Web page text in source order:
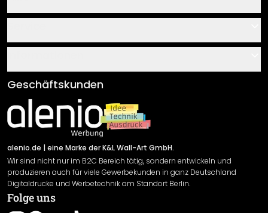
Über uns
Klebe- und Montageanleitungen
Newsletter An-/Abmeldung
Sendungsverfolgung
AGB
Impressum
Versand & Zahlung
Rücksendung
Widerrufsrecht
Datenschutzerklärung
Gewährleistung
Geschäftskunden
alenio.de | eine Marke der K&L Wall-Art GmbH.
Wir sind nicht nur im B2C Bereich tätig, sondern entwickeln und
produzieren auch für viele Gewerbekunden in ganz Deutschland
Digitaldrucke und Werbetechnik am Standort Berlin.
Folge uns